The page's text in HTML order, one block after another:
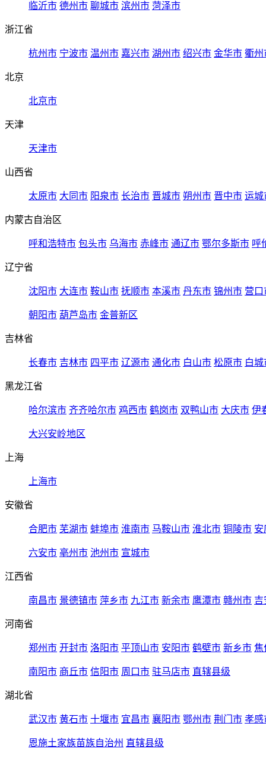
临沂市 德州市 聊城市 滨州市 菏泽市
浙江省
杭州市 宁波市 温州市 嘉兴市 湖州市 绍兴市 金华市 衢州
北京
北京市
天津
天津市
山西省
太原市 大同市 阳泉市 长治市 晋城市 朔州市 晋中市 运城
内蒙古自治区
呼和浩特市 包头市 乌海市 赤峰市 通辽市 鄂尔多斯市 呼
辽宁省
沈阳市 大连市 鞍山市 抚顺市 本溪市 丹东市 锦州市 营口
朝阳市 葫芦岛市 金普新区
吉林省
长春市 吉林市 四平市 辽源市 通化市 白山市 松原市 白城
黑龙江省
哈尔滨市 齐齐哈尔市 鸡西市 鹤岗市 双鸭山市 大庆市 伊
大兴安岭地区
上海
上海市
安徽省
合肥市 芜湖市 蚌埠市 淮南市 马鞍山市 淮北市 铜陵市 安
六安市 亳州市 池州市 宣城市
江西省
南昌市 景德镇市 萍乡市 九江市 新余市 鹰潭市 赣州市 吉
河南省
郑州市 开封市 洛阳市 平顶山市 安阳市 鹤壁市 新乡市 焦
南阳市 商丘市 信阳市 周口市 驻马店市 直辖县级
湖北省
武汉市 黄石市 十堰市 宜昌市 襄阳市 鄂州市 荆门市 孝感
恩施土家族苗族自治州 直辖县级